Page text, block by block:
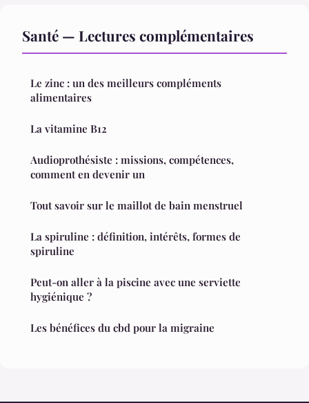
Santé — Lectures complémentaires
Le zinc : un des meilleurs compléments
alimentaires
La vitamine B12
Audioprothésiste : missions, compétences,
comment en devenir un
Tout savoir sur le maillot de bain menstruel
La spiruline : définition, intérêts, formes de
spiruline
Peut-on aller à la piscine avec une serviette
hygiénique ?
Les bénéfices du cbd pour la migraine